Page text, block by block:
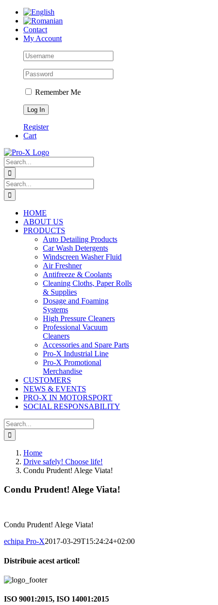
Skip
contentContact
My Account
Remember Me
Register
Cart
Search
for:
Search
for:
HOME
ABOUT US
PRODUCTS
Auto Detailing Products
Car Wash Detergents
Windscreen Washer Fluid
Air Freshner
Antifreeze & Coolants
Cleaning Cloths, Paper Rolls
& Supplies
Dosage and Foaming
Systems
High Pressure Cleaners
Professional Vacuum
Cleaners
Accessories and Spare Parts
Pro-X Industrial Line
Pro-X Promotional
Merchandise
CUSTOMERS
NEWS & EVENTS
PRO-X IN MOTORSPORT
SOCIAL RESPONSABILITY
Search
for:
Home
Drive safely! Choose life!
Condu Prudent! Alege Viata!
Condu Prudent! Alege Viata!
Condu Prudent! Alege Viata!
echipa Pro-X2017-03-29T15:24:24+02:00
Distribuie acest articol!
Facebook
X
Pinterest
Email
ISO 9001:2015, ISO 14001:2015